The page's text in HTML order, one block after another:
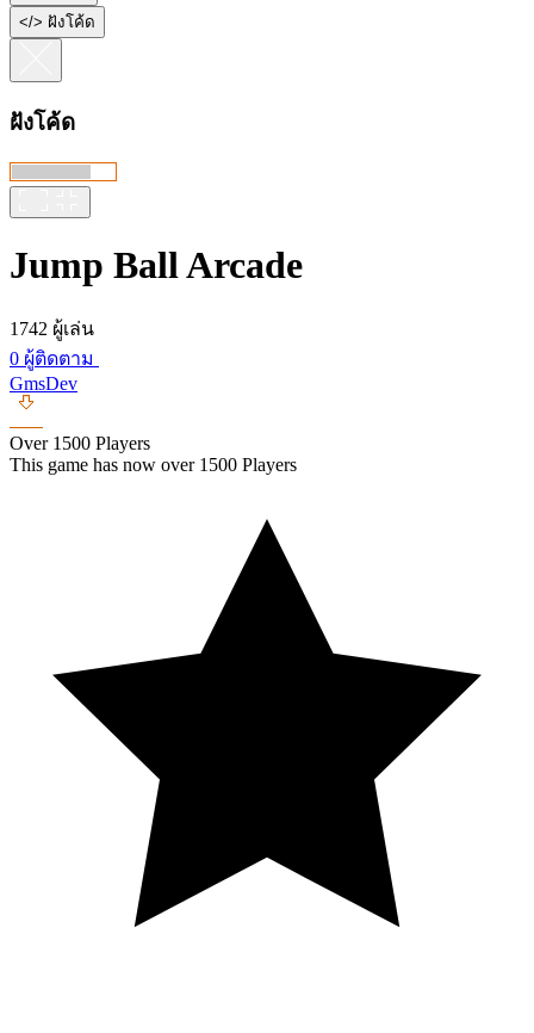
</> ฝังโค้ด
ฝังโค้ด
Jump Ball Arcade
1742 ผู้เล่น
0 ผู้ติดตาม
GmsDev
Over 1500 Players
This game has now over 1500 Players